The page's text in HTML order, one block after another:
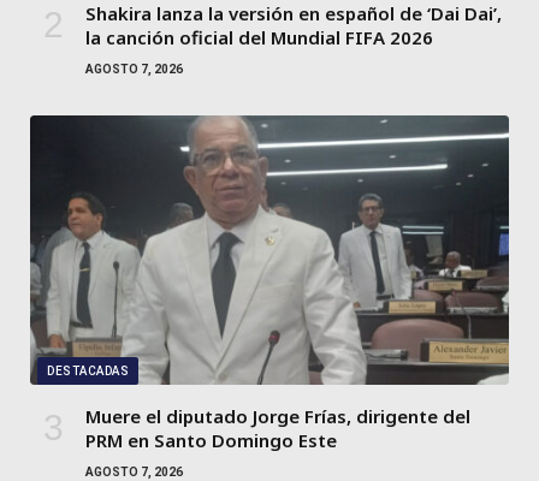
Shakira lanza la versión en español de ‘Dai Dai’,
la canción oficial del Mundial FIFA 2026
AGOSTO 7, 2026
DESTACADAS
Muere el diputado Jorge Frías, dirigente del
PRM en Santo Domingo Este
AGOSTO 7, 2026